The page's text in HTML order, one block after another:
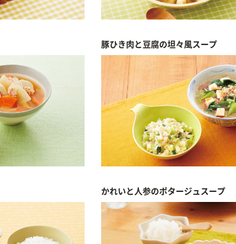
豚ひき肉と豆腐の坦々風スープ
かれいと人参のポタージュスープ